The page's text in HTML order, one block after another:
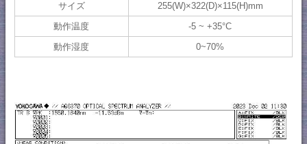
サイズ
255(W)×322(D)×115(H)mm
動作温度
-5 ~ +35°C
動作湿度
0~70%